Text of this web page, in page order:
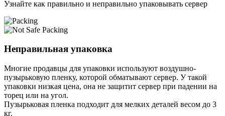
Узнайте как правильно и неправильно упаковывать сервер
Неправильная упаковка
Многие продавцы для упаковки используют воздушно-
пузырьковую пленку, которой обматывают сервер. У такой
упаковки низкая цена, она не защитит сервер при падении на
торец или на угол.
Пузырьковая пленка подходит для мелких деталей весом до 3
кг.